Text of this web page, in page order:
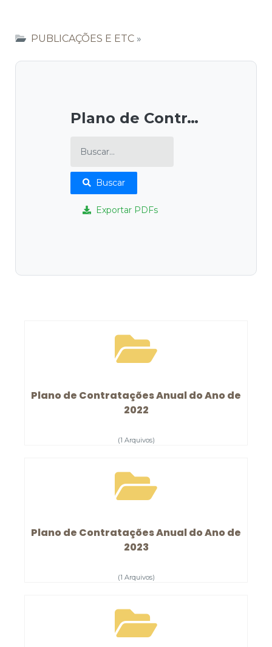
PUBLICAÇÕES E ETC »
Plano de Contratações Anual (PCA)
Buscar
Exportar PDFs
Plano de Contratações Anual do Ano de
2022
(1 Arquivos)
Plano de Contratações Anual do Ano de
2023
(1 Arquivos)